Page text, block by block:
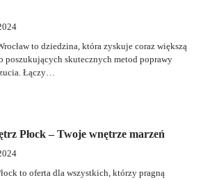
to dziedzina, która zyskuje coraz większą
poszukujących skutecznych metod poprawy
Łączy…
Płock – Twoje wnętrze marzeń
to oferta dla wszystkich, którzy pragną